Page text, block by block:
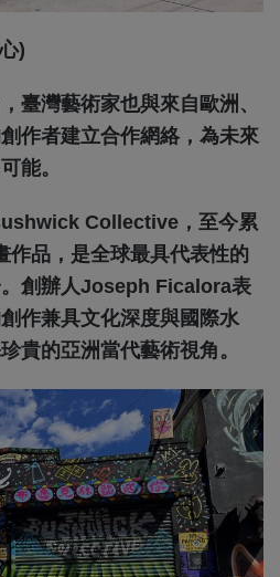
)
臺灣藝術家也與來自歐洲、
作者建立合作網絡，為未來
能。
Collective，至今累
作品，是全球最具代表性的
創辦人Joseph Ficalora表
作兼具文化深度與國際水
貴的亞洲當代藝術視角。